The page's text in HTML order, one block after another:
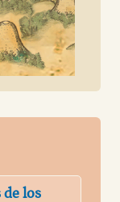
de los